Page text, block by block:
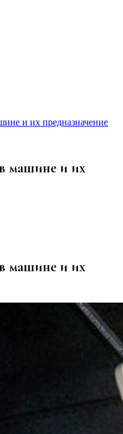
и их предназначение
машине и их
машине и их